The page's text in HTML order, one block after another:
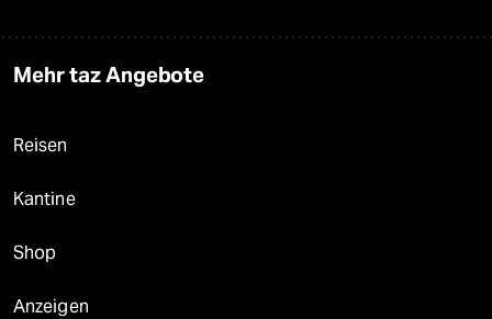
Mehr taz Angebote
Reisen
Kantine
Shop
Anzeigen